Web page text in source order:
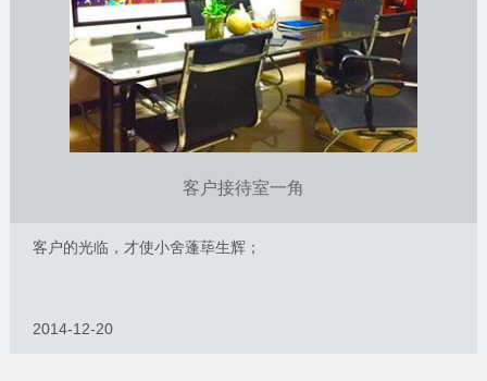
客户接待室一角
客户的光临，才使小舍蓬荜生辉；
2014-12-20